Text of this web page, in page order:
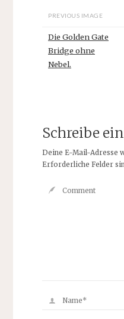
PREVIOUS IMAGE
Die Golden Gate
Bridge ohne
Nebel.
Schreibe
Deine E-Mail-Adresse
Erforderliche Felder